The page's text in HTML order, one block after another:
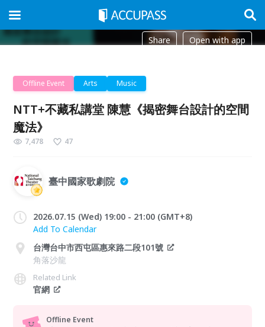
Share Open with app
Offline Event Arts Music
NTT+不藏私講堂 陳慧《揭密舞台設計的空間
魔法》
7,478 47
臺中國家歌劇院
2026.07.15 (Wed) 19:00 - 21:00 (GMT+8)
Add To Calendar
台灣台中市西屯區惠來路二段101號
角落沙龍
Related Link
官網
Offline Event